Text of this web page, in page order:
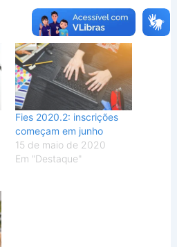
Fies 2020.2: inscrições
começam em junho
15 de maio de 2020
Em "Destaque"